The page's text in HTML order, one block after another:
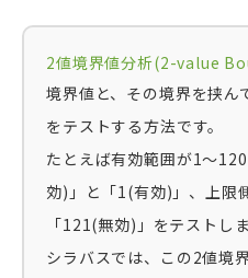
2値境界値分析(2-value
境界値と、その境界を挟ん
をテストする方法です。
たとえば有効範囲が1〜
効)」と「1(有効)」、上限
「121(無効)」をテストし
シラバスでは、この2値境